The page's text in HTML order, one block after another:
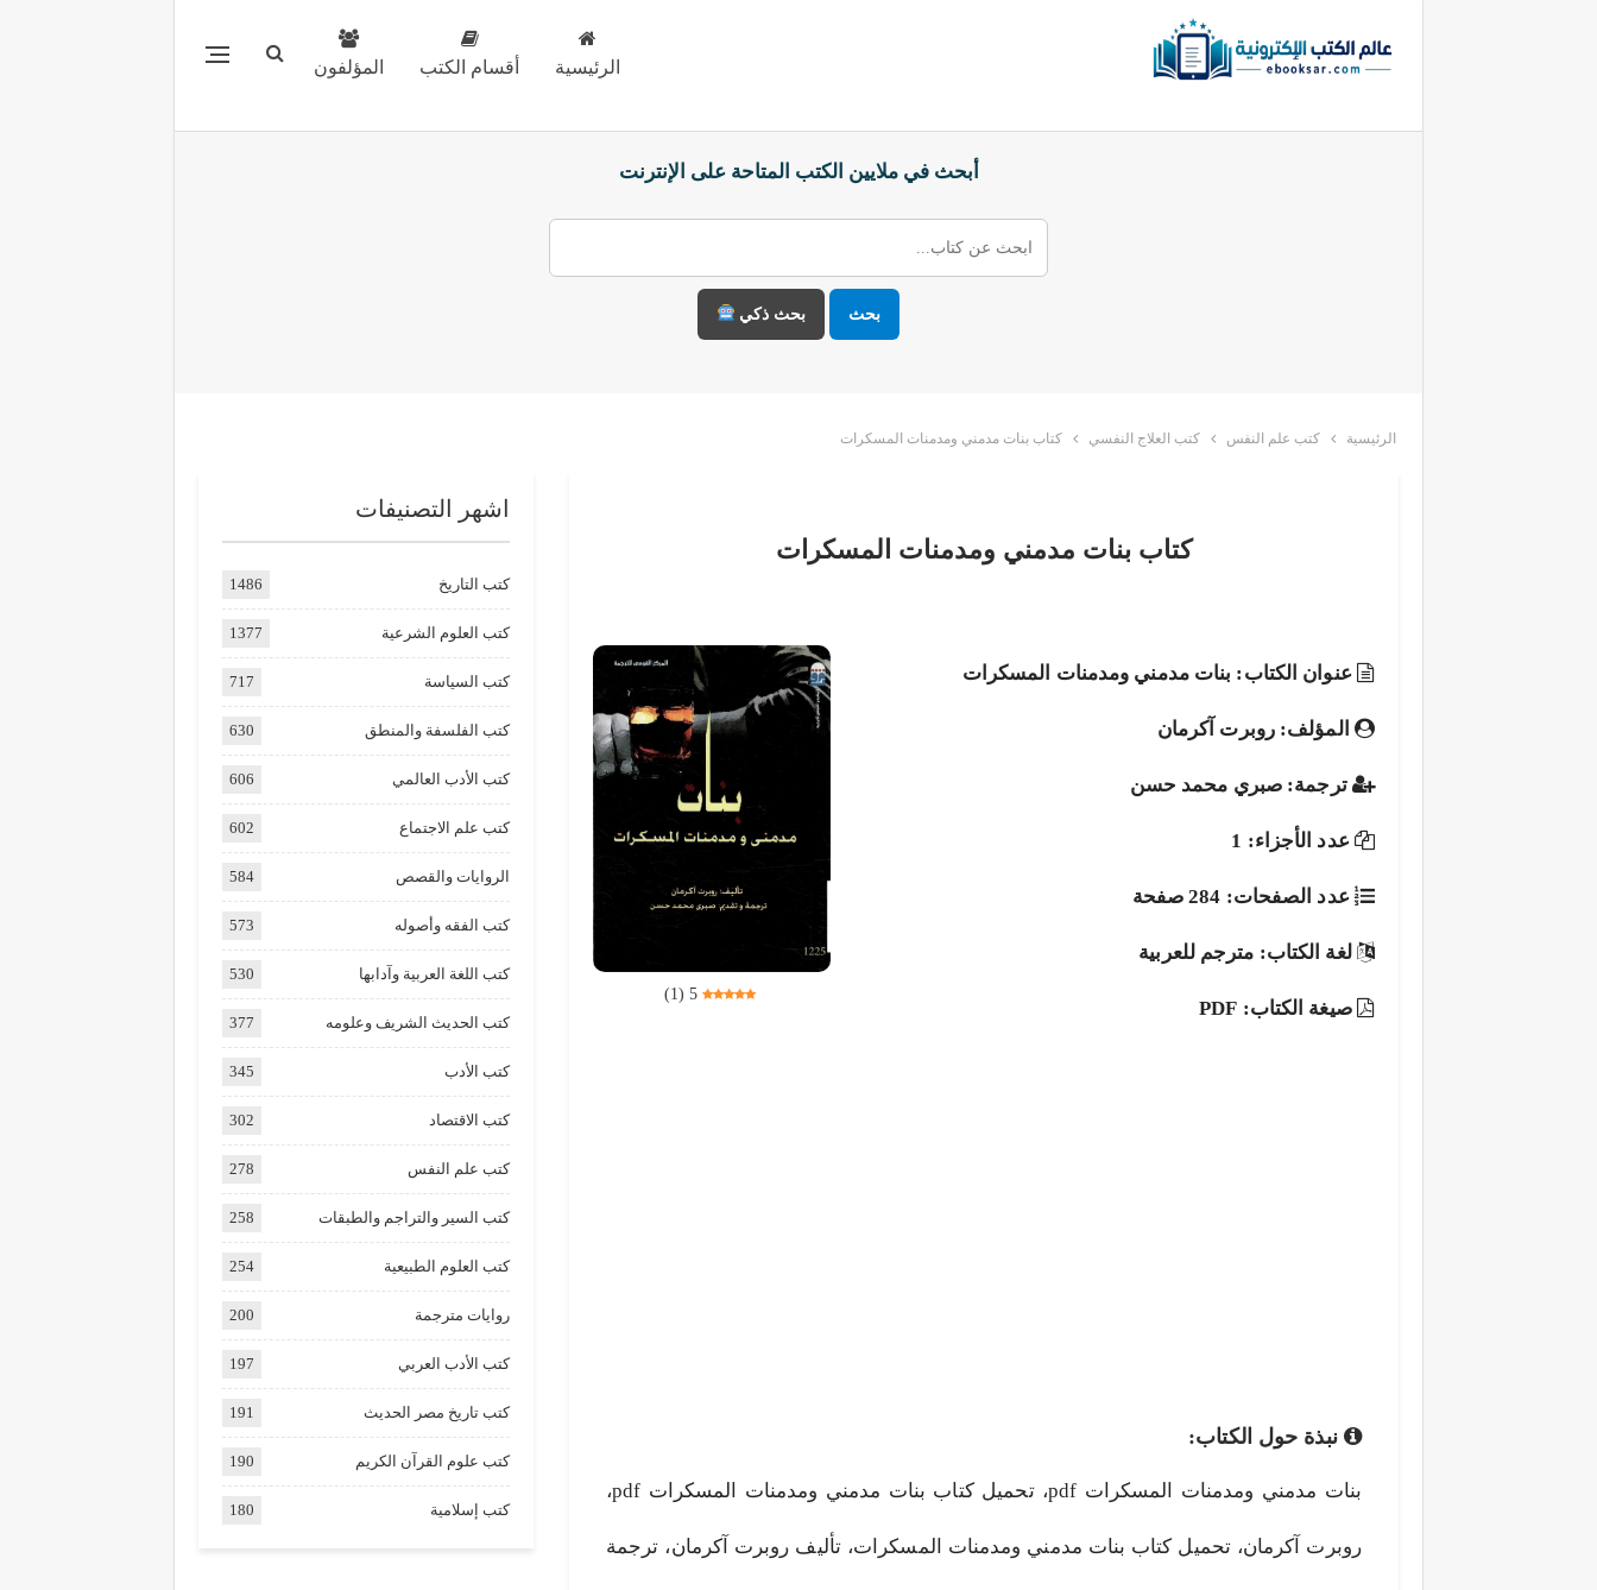
الرئيسية أقسام الكتب المؤلفون
أبحث في ملايين الكتب المتاحة على الإنترنت
بحث بحث ذكي
الرئيسية كتب علم النفس كتب العلاج النفسي كتاب بنات مدمني ومدمنات المسكرات
كتاب بنات مدمني ومدمنات المسكرات
5
(
1
)
عنوان الكتاب: بنات مدمني ومدمنات المسكرات
المؤلف: روبرت آكرمان
ترجمة: صبري محمد حسن
عدد الأجزاء: 1
عدد الصفحات: 284 صفحة
لغة الكتاب: مترجم للعربية
صيغة الكتاب: PDF
نبذة حول الكتاب:
بنات مدمني ومدمنات المسكرات pdf، تحميل كتاب بنات مدمني ومدمنات المسكرات pdf،
روبرت آكرمان، تحميل كتاب بنات مدمني ومدمنات المسكرات، تأليف روبرت آكرمان، ترجمة
اشهر التصنيفات
كتب التاريخ 1486
كتب العلوم الشرعية 1377
كتب السياسة 717
كتب الفلسفة والمنطق 630
كتب الأدب العالمي 606
كتب علم الاجتماع 602
الروايات والقصص 584
كتب الفقه وأصوله 573
كتب اللغة العربية وآدابها 530
كتب الحديث الشريف وعلومه 377
كتب الأدب 345
كتب الاقتصاد 302
كتب علم النفس 278
كتب السير والتراجم والطبقات 258
كتب العلوم الطبيعية 254
روايات مترجمة 200
كتب الأدب العربي 197
كتب تاريخ مصر الحديث 191
كتب علوم القرآن الكريم 190
كتب إسلامية 180